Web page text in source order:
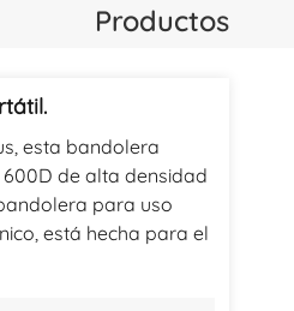
Italiano
Español
Português
Productos
esta bandolera
de alta densidad
para uso
está hecha para el